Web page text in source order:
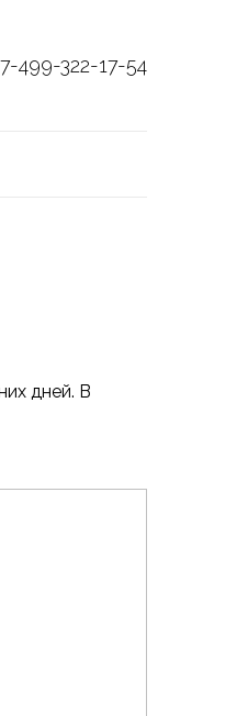
499-322-17-54
дней. В